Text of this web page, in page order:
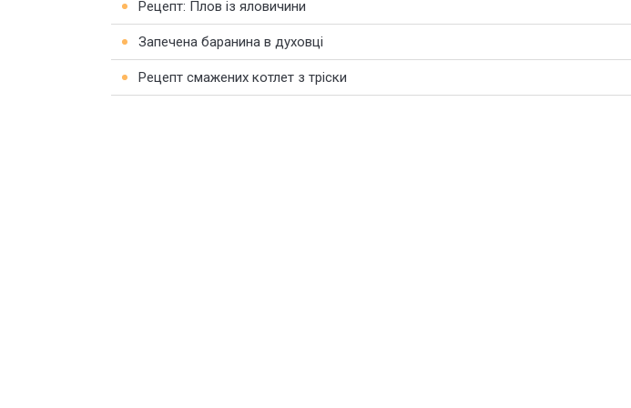
Рецепт: Плов із яловичини
Запечена баранина в духовці
Рецепт смажених котлет з тріски